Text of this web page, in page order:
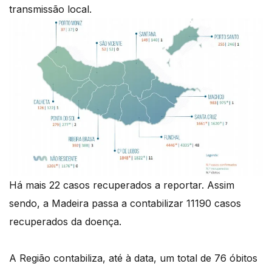
transmissão local.
Há mais 22 casos recuperados a reportar. Assim
sendo, a Madeira passa a contabilizar 11190 casos
recuperados da doença.
A Região contabiliza, até à data, um total de 76 óbitos